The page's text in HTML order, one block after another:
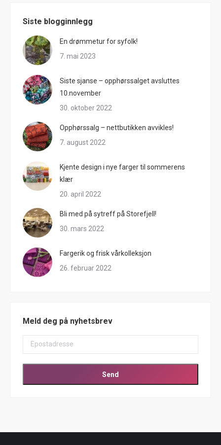
Siste blogginnlegg
En drømmetur for syfolk!
7. mai 2023
Siste sjanse – opphørssalget avsluttes
10.november
30. oktober 2022
Opphørssalg – nettbutikken avvikles!
7. august 2022
Kjente design i nye farger til sommerens
klær
20. april 2022
Bli med på sytreff på Storefjell!
30. mars 2022
Fargerik og frisk vårkolleksjon
26. februar 2022
Meld deg på nyhetsbrev